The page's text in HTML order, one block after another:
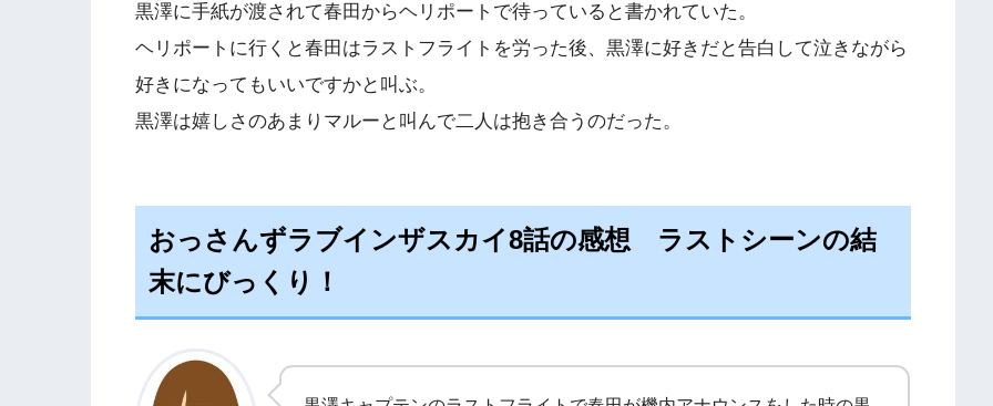
黒澤に手紙が渡されて春田からヘリポートで待っていると書かれていた。
ヘリポートに行くと春田はラストフライトを労った後、黒澤に好きだと告白して泣きながら
好きになってもいいですかと叫ぶ。
黒澤は嬉しさのあまりマルーと叫んで二人は抱き合うのだった。
おっさんずラブインザスカイ8話の感想 ラストシーンの結
末にびっくり！